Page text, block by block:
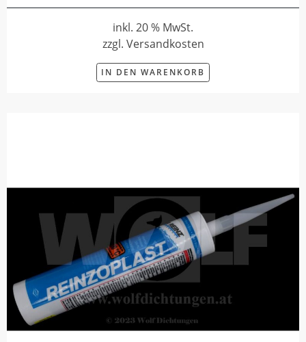
inkl. 20 % MwSt.
zzgl. Versandkosten
IN DEN WARENKORB